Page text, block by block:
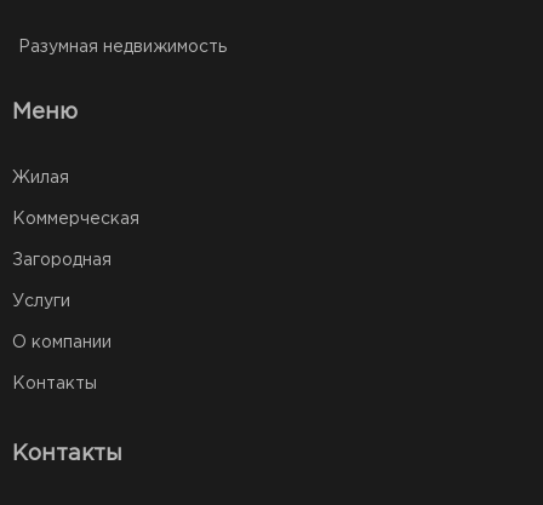
Разумная недвижимость
Меню
Жилая
Коммерческая
Загородная
Услуги
О компании
Контакты
Контакты